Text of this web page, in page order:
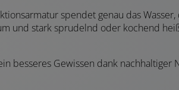
spendet genau das Wasser,
und stark sprudelnd oder kochend
besseres Gewissen dank nachhaltiger